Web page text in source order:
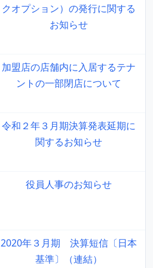
クオプション）の発行に関する
お知らせ
加盟店の店舗内に入居するテナ
ントの一部閉店について
令和２年３月期決算発表延期に
関するお知らせ
役員人事のお知らせ
2020年３月期 決算短信〔日本
基準〕（連結）